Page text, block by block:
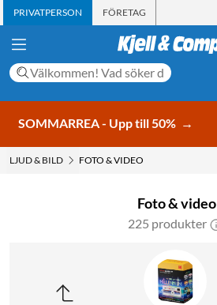
PRIVATPERSON FÖRETAG
SOMMARREA - Upp till 50% →
LJUD & BILD FOTO & VIDEO
Foto & video
225 produkter